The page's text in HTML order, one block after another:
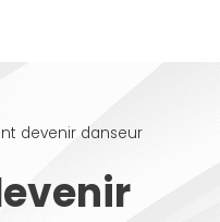
devenir danseur